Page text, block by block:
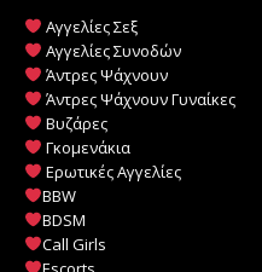
Αγγελίες Σεξ
Αγγελίες Συνοδών
Άντρες Ψάχνουν
Άντρες Ψάχνουν Γυναίκες
Βυζάρες
Γκομενάκια
Ερωτικές Αγγελίες
BBW
BDSM
Call Girls